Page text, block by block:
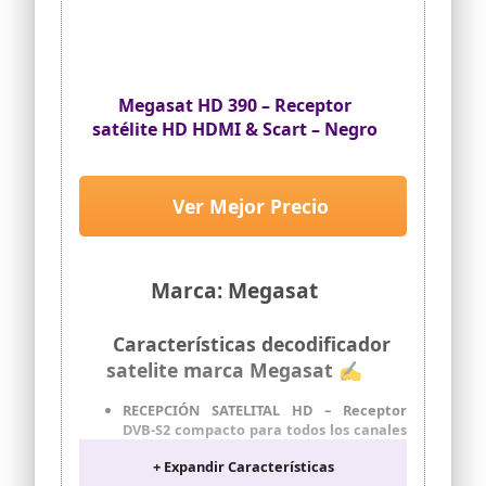
Megasat HD 390 – Receptor
satélite HD HDMI & Scart – Negro
Marca: Megasat
Ver Mejor Precio
Características decodificador
satelite marca Megasat ✍
RECEPCIÓN SATELITAL HD – Receptor
DVB-S2 compacto para todos los canales
hasta 1080p
+ Expandir Características